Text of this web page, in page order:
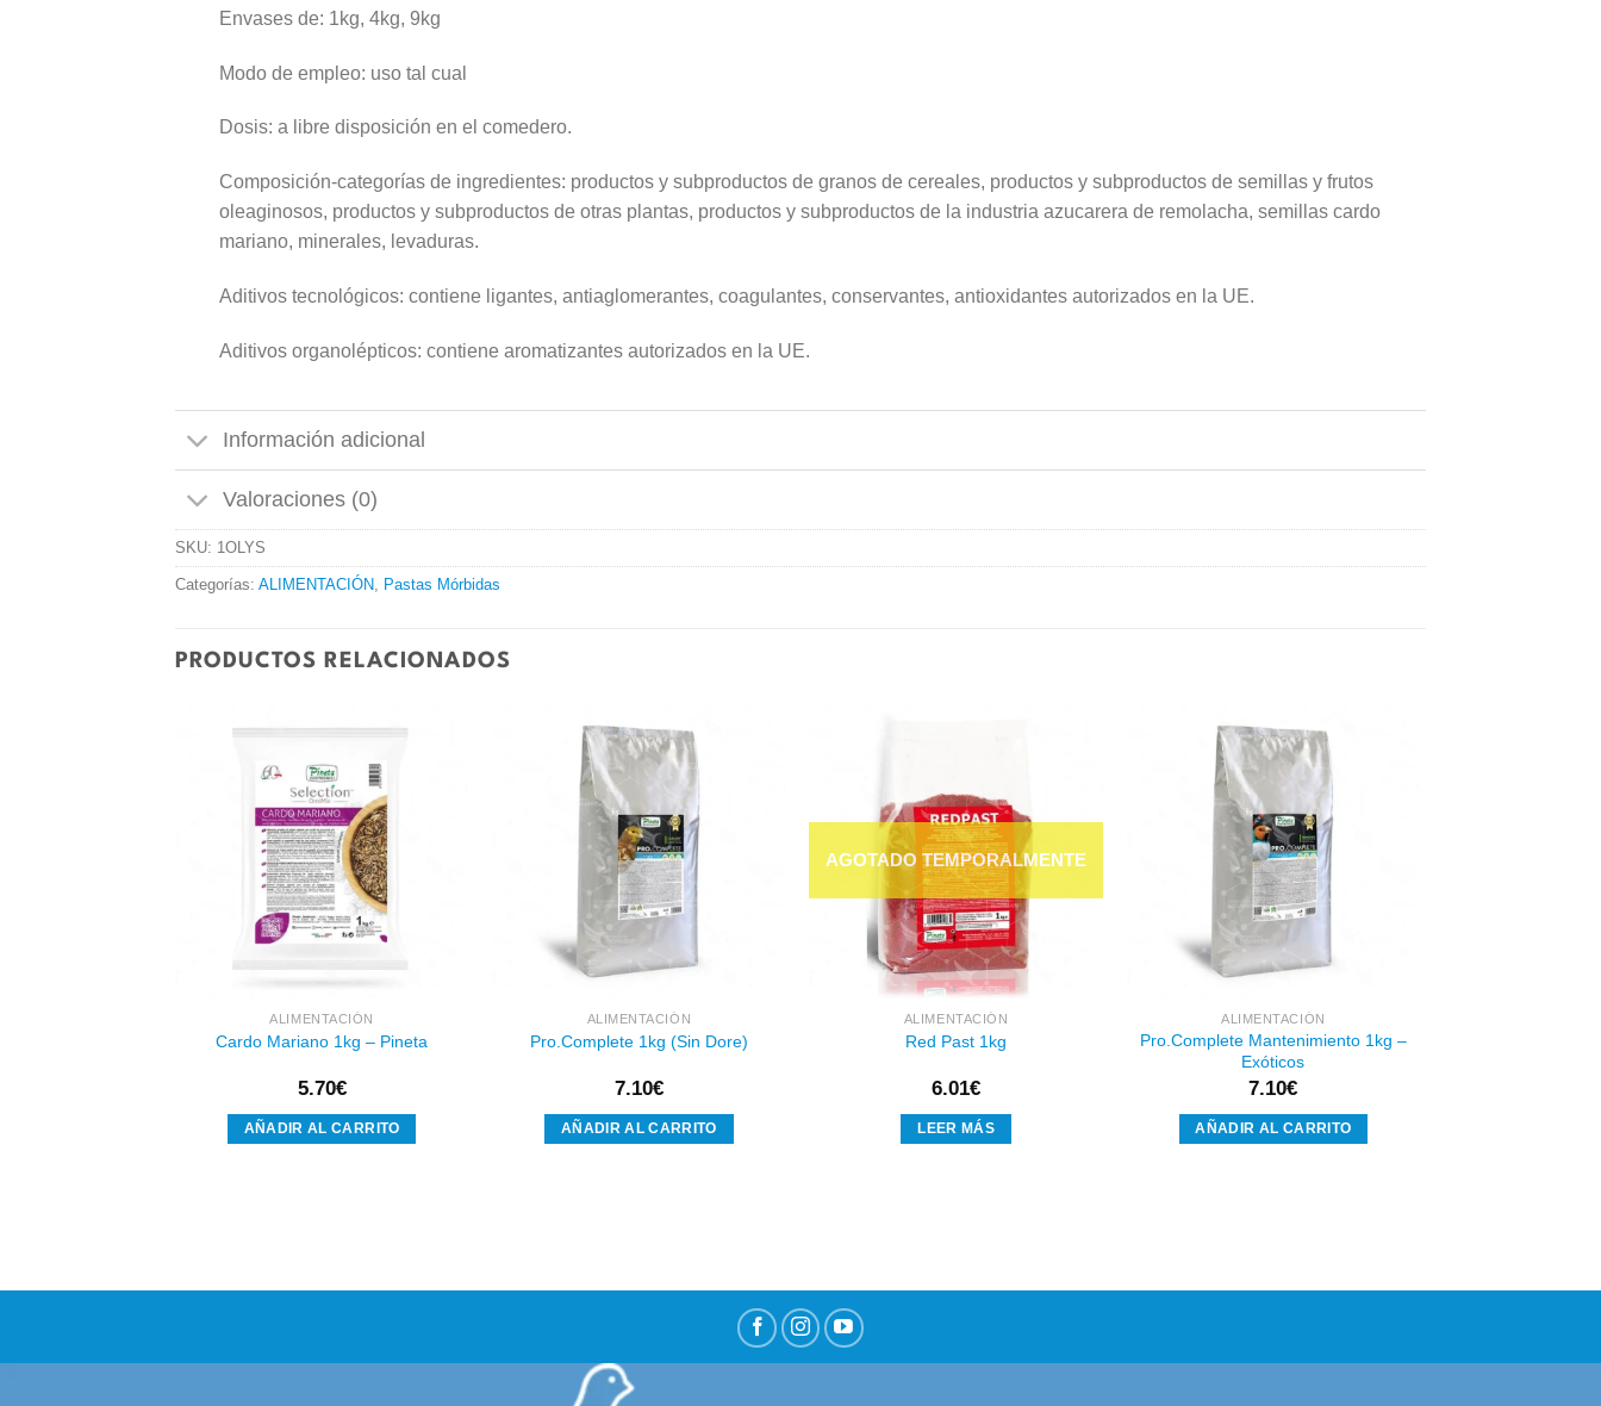
Envases de: 1kg, 4kg, 9kg
Modo de empleo: uso tal cual
Dosis: a libre disposición en el comedero.
Composición-categorías de ingredientes: productos y subproductos de granos de cereales, productos y subproductos de semillas y frutos
oleaginosos, productos y subproductos de otras plantas, productos y subproductos de la industria azucarera de remolacha, semillas cardo
mariano, minerales, levaduras.
Aditivos tecnológicos: contiene ligantes, antiaglomerantes, coagulantes, conservantes, antioxidantes autorizados en la UE.
Aditivos organolépticos: contiene aromatizantes autorizados en la UE.
Información adicional
Valoraciones (0)
SKU: 1OLYS
Categorías: ALIMENTACIÓN Pastas Mórbidas
PRODUCTOS RELACIONADOS
ALIMENTACIÓN
Cardo Mariano 1kg – Pineta
5.70€
AÑADIR AL CARRITO
ALIMENTACIÓN
Pro.Complete 1kg (Sin Dore)
7.10€
AÑADIR AL CARRITO
deseos
ALIMENTACIÓN
Red Past 1kg
6.01€
LEER MÁS
ALIMENTACIÓN
Pro.Complete Mantenimiento 1kg –
Exóticos
7.10€
AÑADIR AL CARRITO